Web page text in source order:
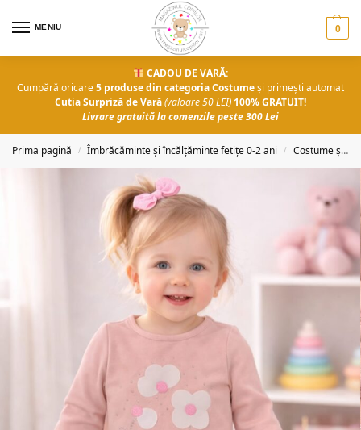
MENIU 0
CADOU DE VARĂ:
Cumpără oricare5 produse din categoria Costumeși primești automat
Cutia Surpriză de Vară(valoare 50 LEI) 100% GRATUIT!
Livrare gratuită la comenzile peste 300 Lei
Prima pagină / Îmbrăcăminte și încălțăminte fetițe 0-2 ani / Costume și salopete